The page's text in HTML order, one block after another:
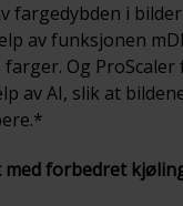
fargedybden i
av funksjonen
Og
av AI, slik at
med forbedret